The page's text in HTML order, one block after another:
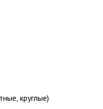
круглые)